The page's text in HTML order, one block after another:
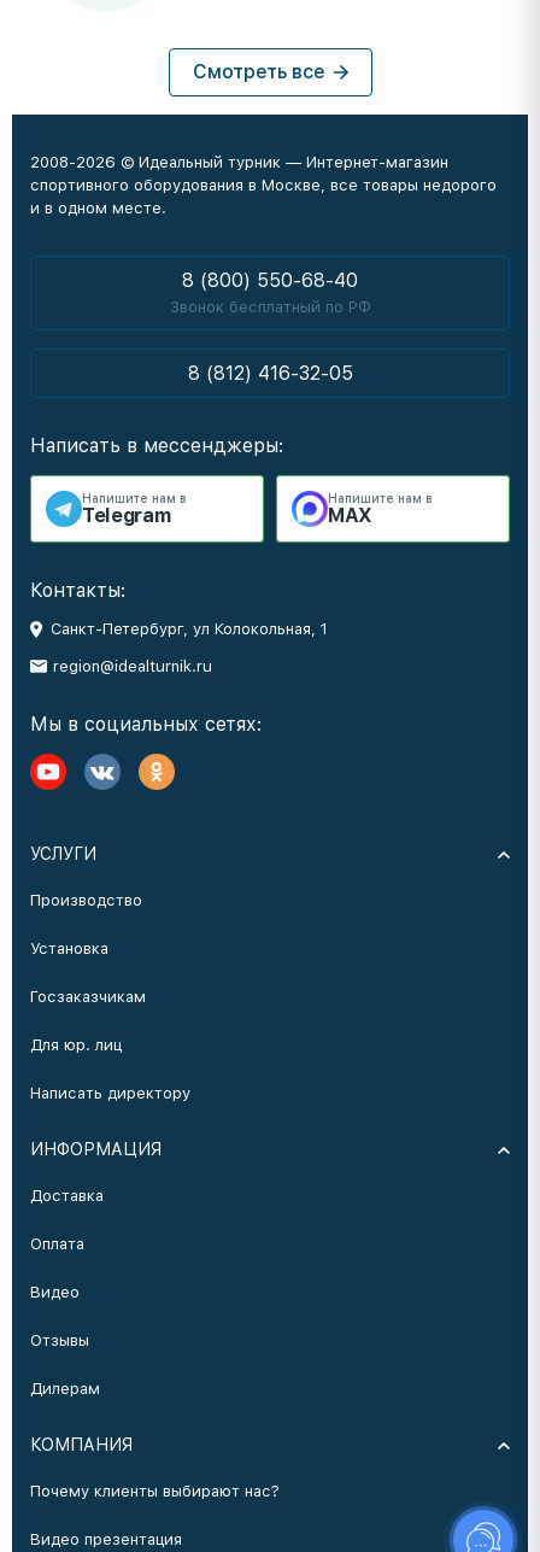
Смотреть все
2008-2026 © Идеальный турник — Интернет-магазин
спортивного оборудования в Москве, все товары недорого
и в одном месте.
8 (800) 550-68-40
Звонок бесплатный по РФ
8 (812) 416-32-05
Написать в мессенджеры:
Напишите нам в
Telegram
Напишите нам в
MAX
Контакты:
Санкт-Петербург, ул Колокольная, 1
region@idealturnik.ru
Мы в социальных сетях:
УСЛУГИ
Производство
Установка
Госзаказчикам
Для юр. лиц
Написать директору
ИНФОРМАЦИЯ
Доставка
Оплата
Видео
Отзывы
Дилерам
КОМПАНИЯ
Почему клиенты выбирают нас?
Видео презентация